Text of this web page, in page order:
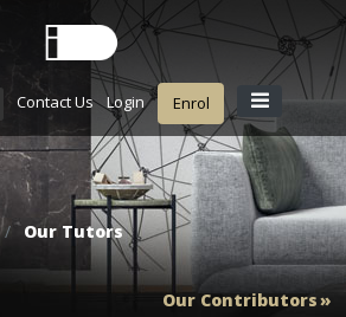
Contact Us Login Enrol
Our Tutors
Our Contributors